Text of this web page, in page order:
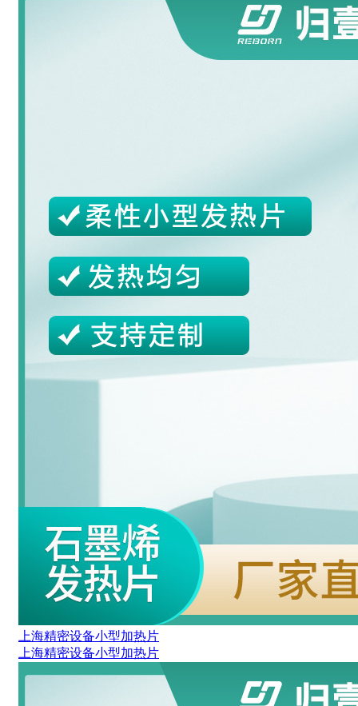
上海精密设备小型加热片
上海精密设备小型加热片